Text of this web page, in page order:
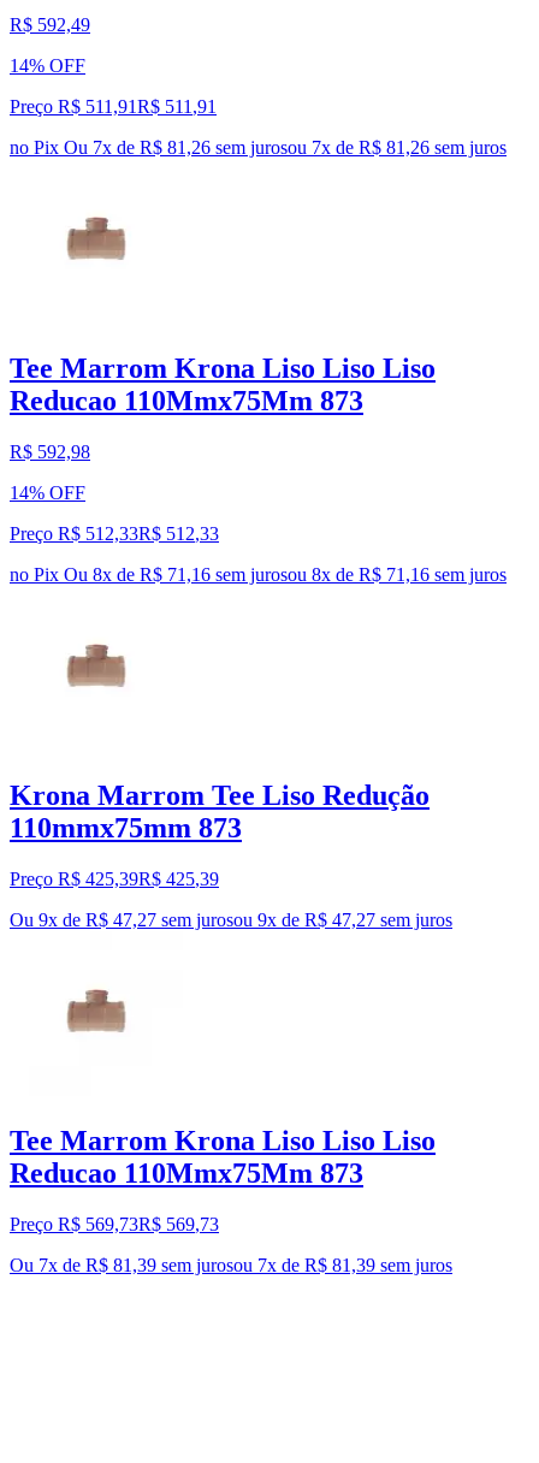
R$ 592,49
14% OFF
Preço R$ 511,91R$ 511 ,91
no Pix Ou 7x de R$ 81,26 sem jurosou 7x de R$ 81,26 sem juros
Tee Marrom Krona Liso Liso Liso
Reducao 110Mmx75Mm 873
R$ 592,98
14% OFF
Preço R$ 512,33R$ 512,33
no Pix Ou 8x de R$ 71,16 sem jurosou 8x de R$ 71,16 sem juros
Krona Marrom Tee Liso Redução
110mmx75mm 873
Preço R$ 425,39R$ 425,39
Ou 9x de R$ 47,27 sem jurosou 9x de R$ 47,27 sem juros
Tee Marrom Krona Liso Liso Liso
Reducao 110Mmx75Mm 873
Preço R$ 569,73R$ 569,73
Ou 7x de R$ 81,39 sem jurosou 7x de R$ 81,39 sem juros